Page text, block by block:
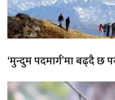
‘मुन्दुम पदमार्ग’मा बढ्दै